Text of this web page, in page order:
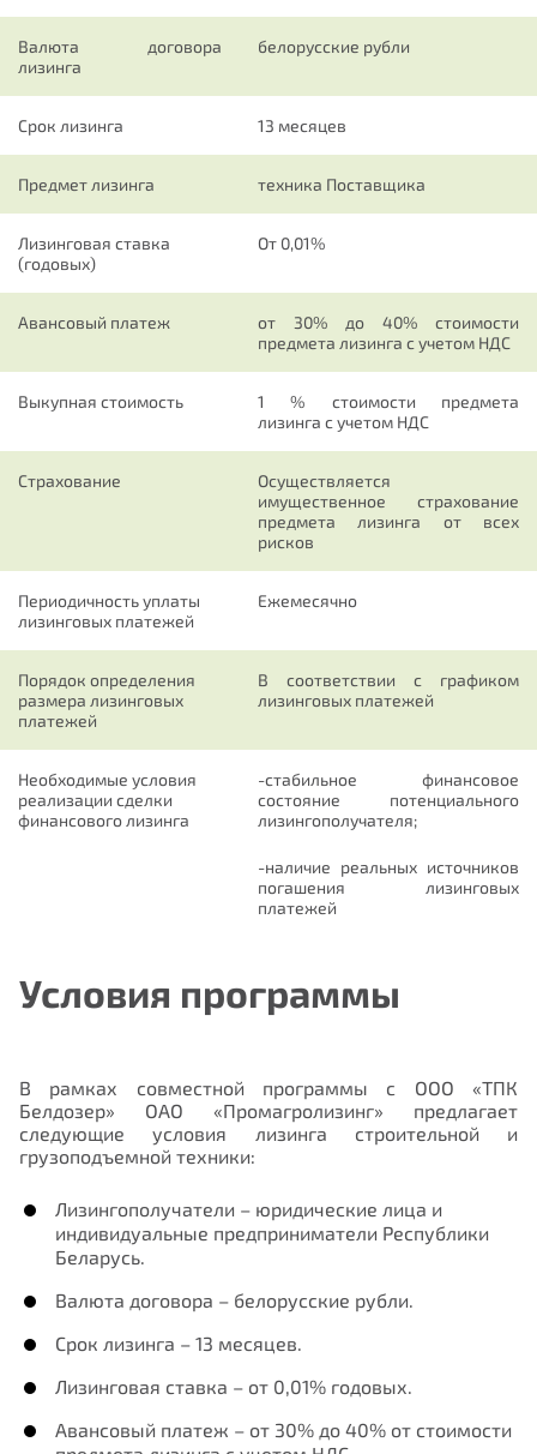
Валюта договора
лизинга
белорусские рубли
Срок лизинга 13 месяцев
Предмет лизинга техника Поставщика
Лизинговая ставка
(годовых)
От 0,01%
Авансовый платеж
от 30% до 40% стоимости
предмета лизинга с учетом НДС
Выкупная стоимость
1 % стоимости предмета
лизинга с учетом НДС
Страхование
Осуществляется
имущественное страхование
предмета лизинга от всех
рисков
Периодичность уплаты
лизинговых платежей
Ежемесячно
Порядок определения
размера лизинговых
платежей
В соответствии с графиком
лизинговых платежей
Необходимые условия
реализации сделки
финансового лизинга
-стабильное финансовое
состояние потенциального
лизингополучателя;
-наличие реальных источников
погашения лизинговых
платежей
Условия программы
В рамках совместной программы с ООО «ТПК
Белдозер» ОАО «Промагролизинг» предлагает
следующие условия лизинга строительной и
грузоподъемной техники:
Лизингополучатели – юридические лица и
индивидуальные предприниматели Республики
Беларусь.
Валюта договора – белорусские рубли.
Срок лизинга – 13 месяцев.
Лизинговая ставка – от 0,01% годовых.
Авансовый платеж – от 30% до 40% от стоимости